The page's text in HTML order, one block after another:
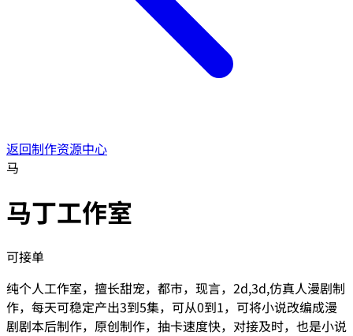
返回制作资源中心
马
马丁工作室
可接单
纯个人工作室，擅长甜宠，都市，现言，2d,3d,仿真人漫剧制
作，每天可稳定产出3到5集，可从0到1，可将小说改编成漫
剧剧本后制作，原创制作，抽卡速度快，对接及时，也是小说